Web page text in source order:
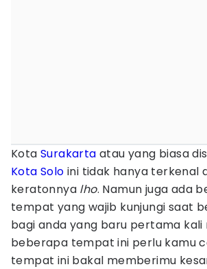
Kota Surakarta atau yang biasa
Kota Solo ini tidak hanya terkenal
keratonnya lho. Namun juga ada
tempat yang wajib kunjungi saat
bagi anda yang baru pertama kali
beberapa tempat ini perlu kamu
tempat ini bakal memberimu